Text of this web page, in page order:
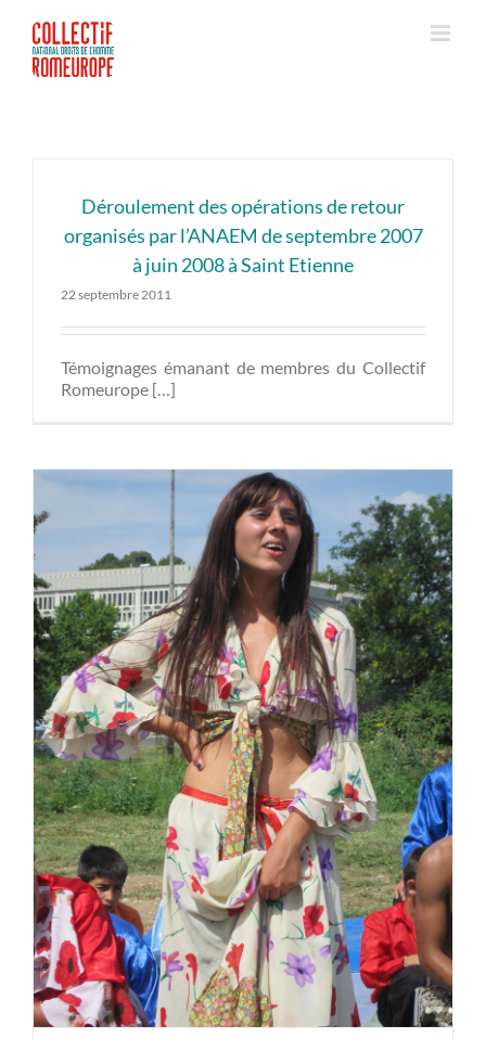
contenu
Déroulement des opérations de retour
organisés par l’ANAEM de septembre 2007
à juin 2008 à Saint Etienne
22 septembre 2011
Témoignages émanant de membres du Collectif
Romeurope […]